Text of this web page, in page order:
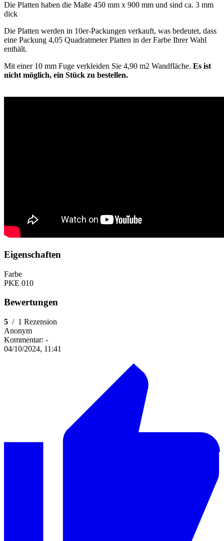
Die Platten haben die Maße 450 mm x 900 mm und sind ca. 3 mm
dick
Die Platten werden in 10er-Packungen verkauft, was bedeutet, dass
eine Packung 4,05 Quadratmeter Platten in der Farbe Ihrer Wahl
enthält.
Mit einer 10 mm Fuge verkleiden Sie 4,90 m2 Wandfläche. Es ist
nicht möglich, ein Stück zu bestellen.
Eigenschaften
Farbe
PKE 010
Bewertungen
5 / 1 Rezension
Anonym
Kommentar: -
04/10/2024, 11:41